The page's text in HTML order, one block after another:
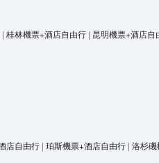
| 桂林機票+酒店自由行 | 昆明機票+酒店自
店自由行 | 珀斯機票+酒店自由行 | 洛杉